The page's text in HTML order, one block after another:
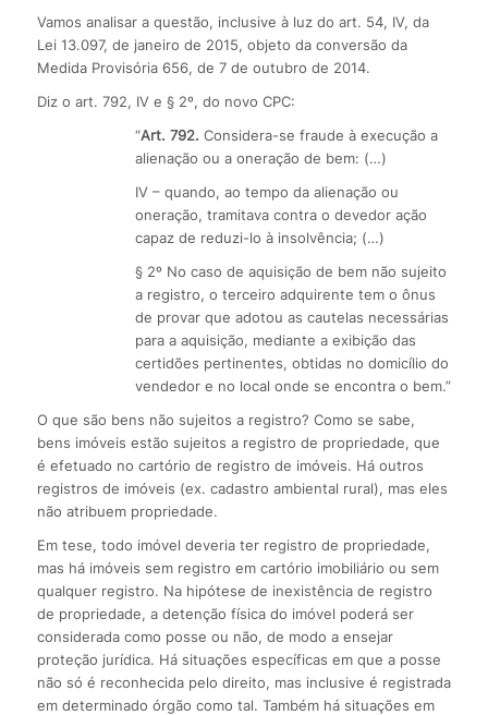
Vamos analisar a questão, inclusive à luz do art. 54, IV, da
Lei 13.097, de janeiro de 2015, objeto da conversão da
Medida Provisória 656, de 7 de outubro de 2014.
Diz o art. 792, IV e § 2º, do novo CPC:
“Art. 792. Considera-se fraude à execução a
alienação ou a oneração de bem: (…)
IV – quando, ao tempo da alienação ou
oneração, tramitava contra o devedor ação
capaz de reduzi-lo à insolvência; (…)
§ 2º No caso de aquisição de bem não sujeito
a registro, o terceiro adquirente tem o ônus
de provar que adotou as cautelas necessárias
para a aquisição, mediante a exibição das
certidões pertinentes, obtidas no domicílio do
vendedor e no local onde se encontra o bem.”
O que são bens não sujeitos a registro? Como se sabe,
bens imóveis estão sujeitos a registro de propriedade, que
é efetuado no cartório de registro de imóveis. Há outros
registros de imóveis (ex. cadastro ambiental rural), mas eles
não atribuem propriedade.
Em tese, todo imóvel deveria ter registro de propriedade,
mas há imóveis sem registro em cartório imobiliário ou sem
qualquer registro. Na hipótese de inexistência de registro
de propriedade, a detenção física do imóvel poderá ser
considerada como posse ou não, de modo a ensejar
proteção jurídica. Há situações específicas em que a posse
não só é reconhecida pelo direito, mas inclusive é registrada
em determinado órgão como tal. Também há situações em